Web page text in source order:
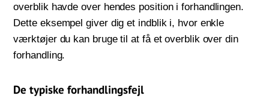
overblik havde over hendes position i forhandlingen.
Dette eksempel giver dig et indblik i, hvor enkle
værktøjer du kan bruge til at få et overblik over din
forhandling.
De typiske forhandlingsfejl